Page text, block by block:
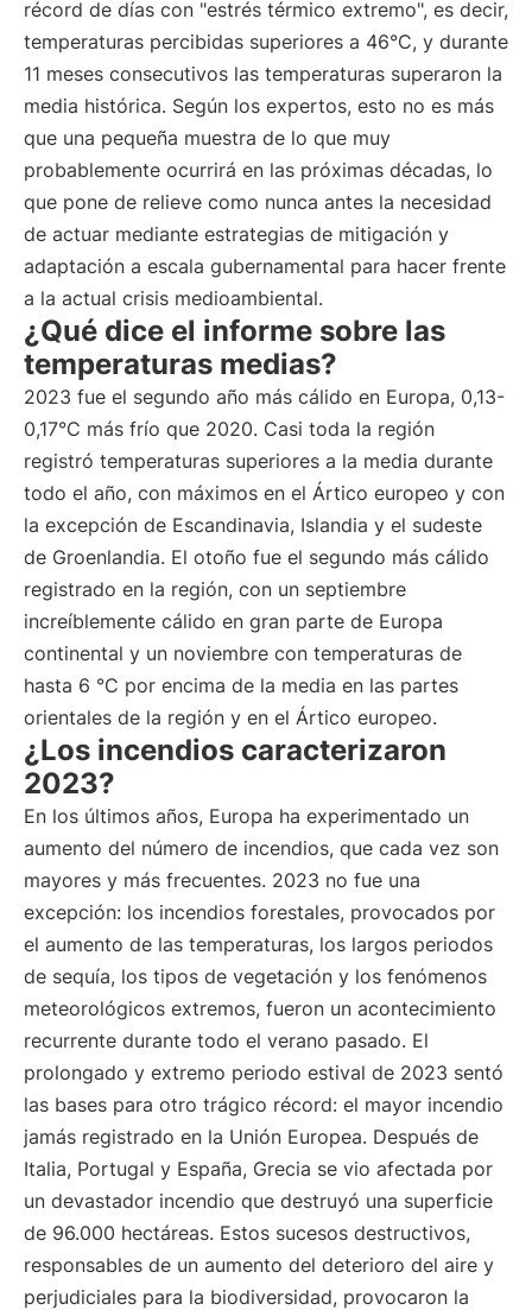
récord de días con "estrés térmico extremo", es decir,
temperaturas percibidas superiores a 46°C, y durante
11 meses consecutivos las temperaturas superaron la
media histórica. Según los expertos, esto no es más
que una pequeña muestra de lo que muy
probablemente ocurrirá en las próximas décadas, lo
que pone de relieve como nunca antes la necesidad
de actuar mediante estrategias de mitigación y
adaptación a escala gubernamental para hacer frente
a la actual crisis medioambiental.
¿Qué dice el informe sobre las
temperaturas medias?
2023 fue el segundo año más cálido en Europa, 0,13-
0,17°C más frío que 2020. Casi toda la región
registró temperaturas superiores a la media durante
todo el año, con máximos en el Ártico europeo y con
la excepción de Escandinavia, Islandia y el sudeste
de Groenlandia. El otoño fue el segundo más cálido
registrado en la región, con un septiembre
increíblemente cálido en gran parte de Europa
continental y un noviembre con temperaturas de
hasta 6 °C por encima de la media en las partes
orientales de la región y en el Ártico europeo.
¿Los incendios caracterizaron
2023?
En los últimos años, Europa ha experimentado un
aumento del número de incendios, que cada vez son
mayores y más frecuentes. 2023 no fue una
excepción: los incendios forestales, provocados por
el aumento de las temperaturas, los largos periodos
de sequía, los tipos de vegetación y los fenómenos
meteorológicos extremos, fueron un acontecimiento
recurrente durante todo el verano pasado. El
prolongado y extremo periodo estival de 2023 sentó
las bases para otro trágico récord: el mayor incendio
jamás registrado en la Unión Europea. Después de
Italia, Portugal y España, Grecia se vio afectada por
un devastador incendio que destruyó una superficie
de 96.000 hectáreas. Estos sucesos destructivos,
responsables de un aumento del deterioro del aire y
perjudiciales para la biodiversidad, provocaron la